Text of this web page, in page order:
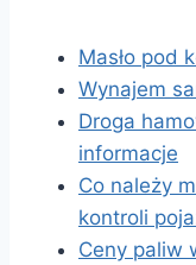
Masło pod
Wynajem
Droga
informacje
Co należy
kontroli
Ceny paliw